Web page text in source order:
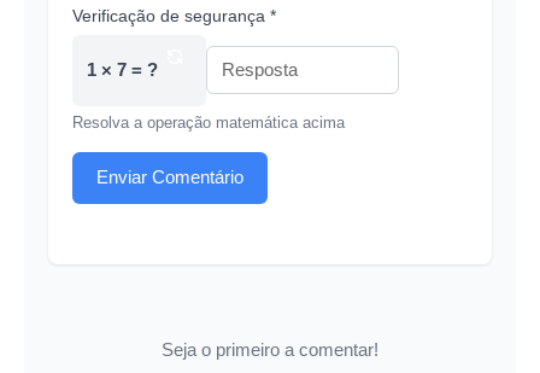
Verificação de segurança *
1 × 7 = ?
Resolva a operação matemática acima
Enviar Comentário
Seja o primeiro a comentar!